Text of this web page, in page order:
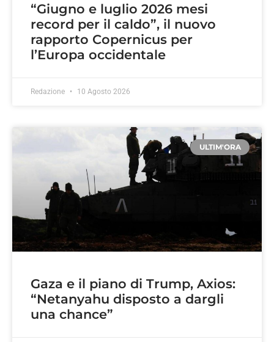
“Giugno e luglio 2026 mesi
record per il caldo”, il nuovo
rapporto Copernicus per
l’Europa occidentale
Redazione 10 Agosto 2026
ULTIM'ORA
Gaza e il piano di Trump, Axios:
“Netanyahu disposto a dargli
una chance”